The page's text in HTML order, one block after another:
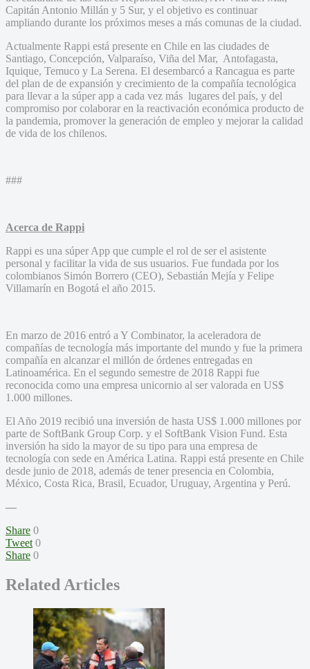
Capitán Antonio Millán y 5 Sur, y el objetivo es continuar
ampliando durante los próximos meses a más comunas de la ciudad.
Actualmente Rappi está presente en Chile en las ciudades de
Santiago, Concepción, Valparaíso, Viña del Mar, Antofagasta,
Iquique, Temuco y La Serena. El desembarcó a Rancagua es parte
del plan de de expansión y crecimiento de la compañía tecnológica
para llevar a la súper app a cada vez más lugares del país, y del
compromiso por colaborar en la reactivación económica producto de
la pandemia, promover la generación de empleo y mejorar la calidad
de vida de los chilenos.
###
Acerca de Rappi
Rappi es una súper App que cumple el rol de ser el asistente
personal y facilitar la vida de sus usuarios. Fue fundada por los
colombianos Simón Borrero (CEO), Sebastián Mejía y Felipe
Villamarín en Bogotá el año 2015.
En marzo de 2016 entró a Y Combinator, la aceleradora de
compañías de tecnología más importante del mundo y fue la primera
compañía en alcanzar el millón de órdenes entregadas en
Latinoamérica. En el segundo semestre de 2018 Rappi fue
reconocida como una empresa unicornio al ser valorada en US$
1.000 millones.
El Año 2019 recibió una inversión de hasta US$ 1.000 millones por
parte de SoftBank Group Corp. y el SoftBank Vision Fund. Esta
inversión ha sido la mayor de su tipo para una empresa de
tecnología con sede en América Latina. Rappi está presente en Chile
desde junio de 2018, además de tener presencia en Colombia,
México, Costa Rica, Brasil, Ecuador, Uruguay, Argentina y Perú.
—
Share 0
Tweet 0
Share 0
Related Articles